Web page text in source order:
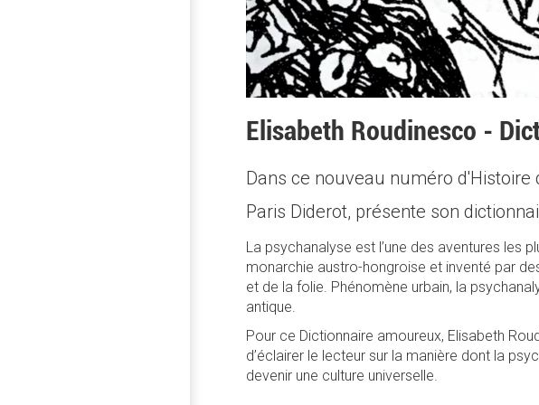
Elisabeth Roudinesco -
Dans ce nouveau numéro d'Histoire
Paris Diderot, présente son
La psychanalyse est l’une des aventures les
monarchie austro-hongroise et inventé par
et de la folie. Phénomène urbain, la
antique.
Pour ce Dictionnaire amoureux, Elisabeth
d’éclairer le lecteur sur la manière dont la
devenir une culture universelle.